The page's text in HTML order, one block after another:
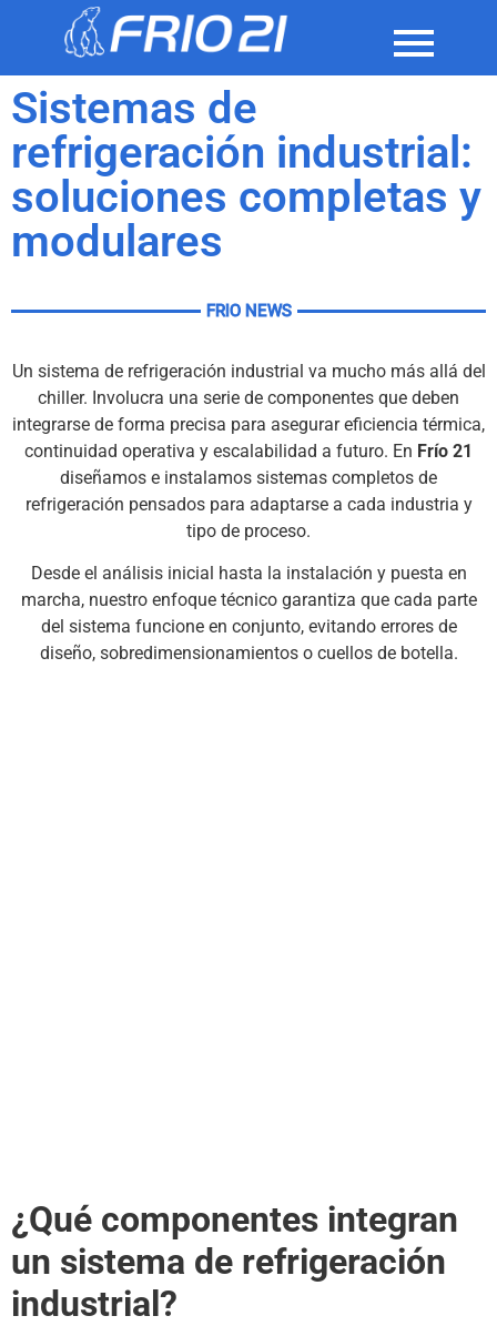
Sistemas de
refrigeración industrial:
soluciones completas y
modulares
FRIO NEWS
Un sistema de refrigeración industrial va mucho más allá del
chiller. Involucra una serie de componentes que deben
integrarse de forma precisa para asegurar eficiencia térmica,
continuidad operativa y escalabilidad a futuro. En Frío 21
diseñamos e instalamos sistemas completos de
refrigeración pensados para adaptarse a cada industria y
tipo de proceso.
Desde el análisis inicial hasta la instalación y puesta en
marcha, nuestro enfoque técnico garantiza que cada parte
del sistema funcione en conjunto, evitando errores de
diseño, sobredimensionamientos o cuellos de botella.
¿Qué componentes integran
un sistema de refrigeración
industrial?